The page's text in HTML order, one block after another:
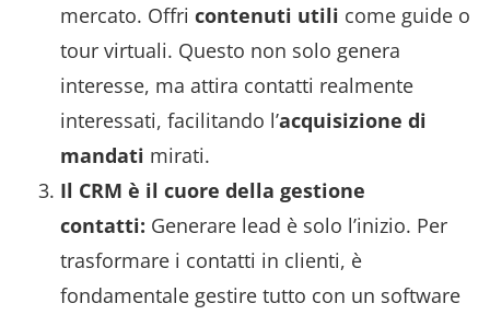
mercato. Offri contenuti utili come guide o
tour virtuali. Questo non solo genera
interesse, ma attira contatti realmente
interessati, facilitando l’acquisizione di
mandati mirati.
Il CRM è il cuore della gestione
contatti: Generare lead è solo l’inizio. Per
trasformare i contatti in clienti, è
fondamentale gestire tutto con un software